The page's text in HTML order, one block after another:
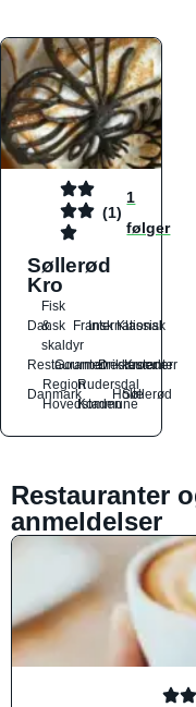
(1)
1
følger
Søllerød
Kro
Dansk
Fisk
&
skaldyr
Fransk
International
Klassisk
Restauranter
Gourmetrestauranter
Drikkesteder
Kroer
Danmark
Region
Hovedstaden
Rudersdal
Kommune
Holte
Søllerød
Restauranter
anmeldelser